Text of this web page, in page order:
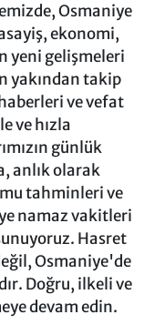
Osmaniye
ekonomi,
yeni gelişmeleri
yakından takip
ve vefat
ve hızla
günlük
anlık olarak
tahminleri ve
namaz vakitleri
Hasret
Osmaniye'de
Doğru, ilkeli ve
devam edin.